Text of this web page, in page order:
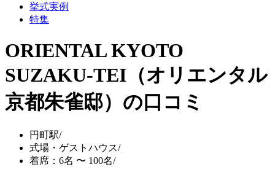
挙式実例
特集
ORIENTAL KYOTO
SUZAKU-TEI（オリエンタル
京都朱雀邸） の口コミ
円町駅/
式場・ゲストハウス/
着席：6名 〜 100名/